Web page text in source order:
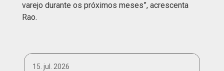
varejo durante os próximos meses”, acrescenta
Rao.
15. jul. 2026